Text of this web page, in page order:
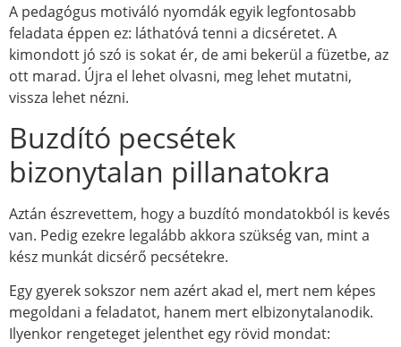
A pedagógus motiváló nyomdák egyik legfontosabb
feladata éppen ez: láthatóvá tenni a dicséretet. A
kimondott jó szó is sokat ér, de ami bekerül a füzetbe, az
ott marad. Újra el lehet olvasni, meg lehet mutatni,
vissza lehet nézni.
Buzdító pecsétek
bizonytalan pillanatokra
Aztán észrevettem, hogy a buzdító mondatokból is kevés
van. Pedig ezekre legalább akkora szükség van, mint a
kész munkát dicsérő pecsétekre.
Egy gyerek sokszor nem azért akad el, mert nem képes
megoldani a feladatot, hanem mert elbizonytalanodik.
Ilyenkor rengeteget jelenthet egy rövid mondat: